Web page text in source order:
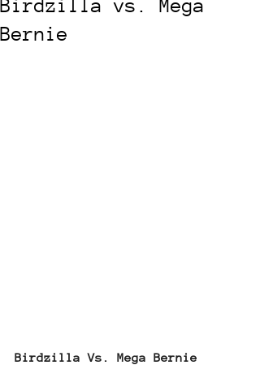
Birdzilla vs. Mega
Bernie
Birdzilla Vs. Mega Bernie